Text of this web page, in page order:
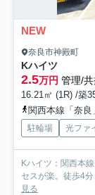
NEW
奈良市神殿町
Kハイツ
2.5万円 管理/
16.21㎡ (1R) /築
関西本線「奈
駐輪場 光ファ
Kハイツ：関西本
セスが楽。徒歩4
見る